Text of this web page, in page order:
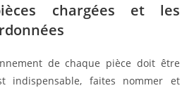
chargées et les
de chaque pièce doit être
indispensable, faites nommer et